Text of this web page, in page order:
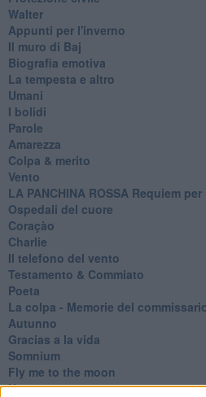
Walter
Appunti per l'inverno
Il muro di Baj
Biografia emotiva
La tempesta e altro
Umani
I bolidi
Parole
Amarezza
Colpa & merito
Vento
​LA PANCHINA ROSSA Requiem
Ospedali del cuore
Coraçào
Charlie
Il telefono del vento
Testamento & Commiato
Poeta
​La colpa - Memorie del
Autunno
Gracias a la vida
Somnium
Fly me to the moon
Hop!